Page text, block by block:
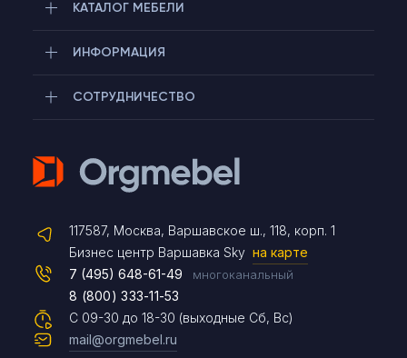
КАТАЛОГ МЕБЕЛИ
ИНФОРМАЦИЯ
СОТРУДНИЧЕСТВО
117587, Москва, Варшавское ш., 118, корп. 1
Бизнес центр Варшавка Sky на карте
С 09-30 до 18-30 (выходные Сб, Вс)
7 (495) 648-61-49 многоканальный
8 (800) 333-11-53
mail@orgmebel.ru
Telegram
Max
Чат на сайте